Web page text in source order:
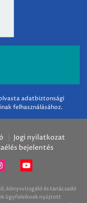
adatbiztonsági
felhasználásához.
Jogi nyilatkozat
bejelentés
könyvvizsgáló és tanácsadó
ügyfeleiknek nyújtott